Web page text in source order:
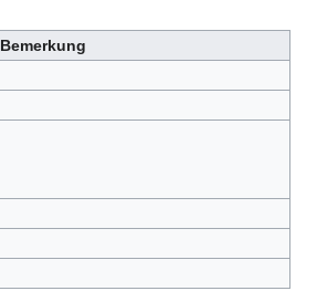
Bemerkung